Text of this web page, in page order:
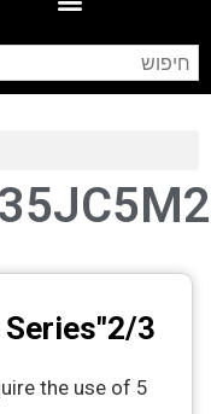
Lenss
2/3"5MP Plus JC5M2 Series
the use of 5